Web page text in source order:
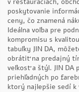
poskytovanie
ceny, čo znamená
Ideálna voľba pre
kompromisu s
tabuľky JIN DA,
obrátiť na predajný
veľkosť a štýl. JIN DA
priehľadných po
ktorý najlepšie sedí k